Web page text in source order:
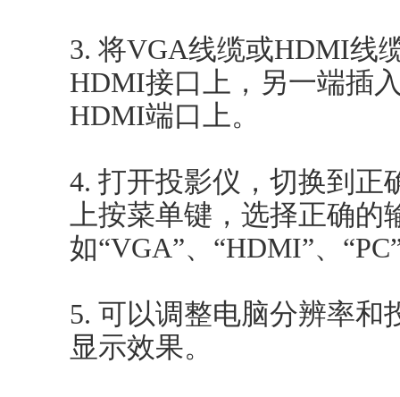
3. 将VGA线缆或HDMI线
HDMI接口上，另一端插
HDMI端口上。
4. 打开投影仪，切换到正
上按菜单键，选择正确的
如“VGA”、“HDMI”、
5. 可以调整电脑分辨率和
显示效果。